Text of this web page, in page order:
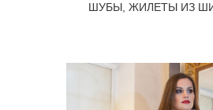
ШУБЫ, ЖИЛЕТЫ ИЗ